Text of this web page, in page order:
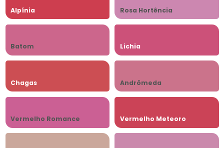
Alpínia Rosa Hortência
Batom Lichia
Chagas Andrômeda
Vermelho Romance Vermelho Meteoro